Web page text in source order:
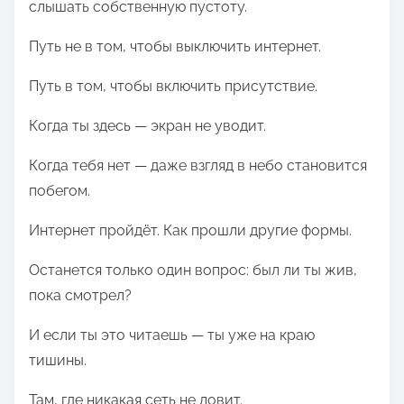
слышать собственную пустоту.
Путь не в том, чтобы выключить интернет.
Путь в том, чтобы включить присутствие.
Когда ты здесь — экран не уводит.
Когда тебя нет — даже взгляд в небо становится
побегом.
Интернет пройдёт. Как прошли другие формы.
Останется только один вопрос: был ли ты жив,
пока смотрел?
И если ты это читаешь — ты уже на краю
тишины.
Там, где никакая сеть не ловит.